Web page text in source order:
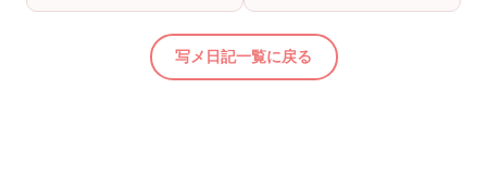
写メ日記一覧に戻る